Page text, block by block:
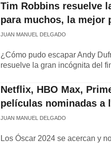
Tim Robbins resuelve
para muchos, la mejor
JUAN MANUEL DELGADO
¿Cómo pudo escapar Andy
resuelve la gran incógnita del
Netflix, HBO Max,
películas nominadas a
JUAN MANUEL DELGADO
Los Óscar 2024 se acercan y